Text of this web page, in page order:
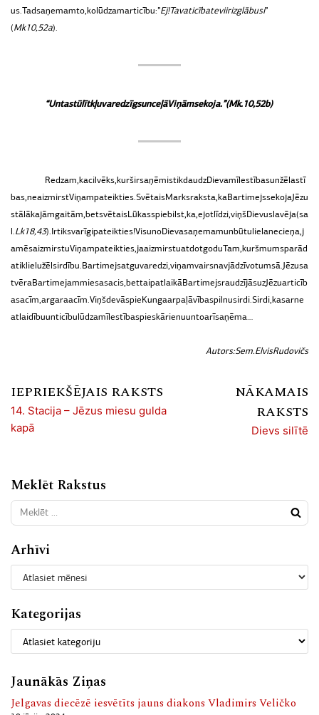
us.Tadsaņemamto,kolūdzamarticību:”Ej!Tavaticībateviirizglābusi”
(Mk10,52a).
“UntastūlītkļuvaredzīgsunceļāViņāmsekoja.”(Mk.10,52b)
Redzam,kacilvēks,kurširsaņēmistikdaudzDievamīlestībasunžēlastī
bas,neaizmirstViņampateikties.SvētaisMarksraksta,kaBartimejssekojaJēzu
stālākajāmgaitām,betsvētaisLūkasspiebilst,ka,ejotlīdzi,viņšDievuslavēja(sa
l.Lk18,43).Irtiksvarīgipateikties!VisunoDievasaņemamunbūtulielanecieņa,j
amēsaizmirstuViņampateikties,jaaizmirstuatdotgoduTam,kuršmumsparād
atiklielužēlsirdību.Bartimejsatguvaredzi,viņamvairsnavjādzīvotumsā.Jēzusa
tvēraBartimejammiesasacis,bettaipatlaikāBartimejsraudzījāsuzJēzuarticīb
asacīm,argaraacīm.ViņšdevāspieKungaarpaļāvībaspilnusirdi.Sirdi,kasarne
atlaidībuunticībulūdzamīlestībaspieskārienuuntoarīsaņēma…
Autors:Sem.ElvisRudovičs
IEPRIEKŠĒJAIS RAKSTS
14. Stacija – Jēzus miesu gulda
kapā
NĀKAMAIS
RAKSTS
Dievs silītē
Meklēt Rakstus
Arhīvi
Kategorijas
Jaunākās Ziņas
Jelgavas diecēzē iesvētīts jauns diakons Vladimirs Veličko